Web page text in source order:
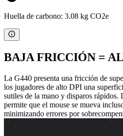
Huella de carbono: 3.08 kg CO2e
BAJA FRICCIÓN =
La G440 presenta una fricción de
los jugadores de alto DPI una
sutiles de la mano y disparos
permite que el mouse se mueva
minimizando errores por